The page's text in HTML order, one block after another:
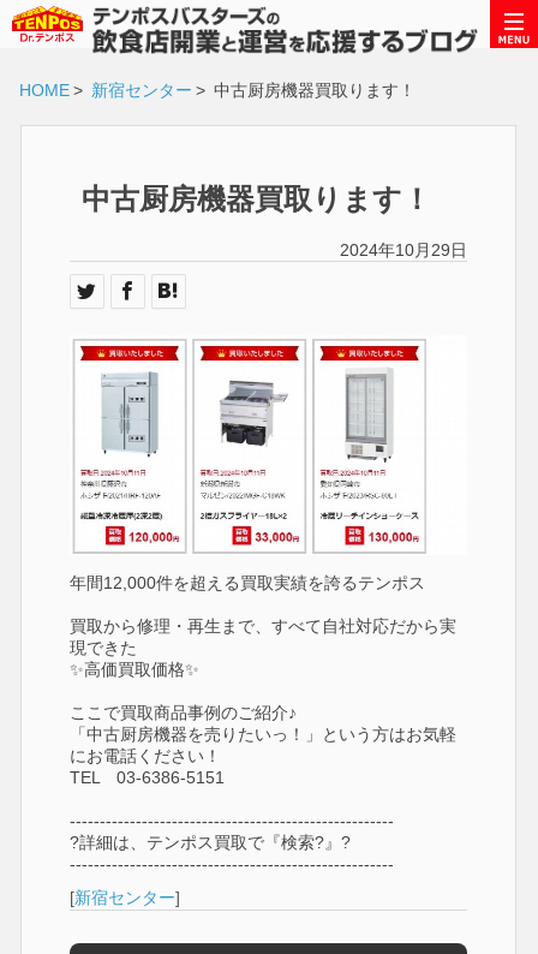
HOME> 新宿センター > 中古厨房機器買取ります！
中古厨房機器買取ります！
2024年10月29日
年間12,000件を超える買取実績を誇るテンポス
買取から修理・再生まで、すべて自社対応だから実
現できた
✨高価買取価格✨
ここで買取商品事例のご紹介♪
「中古厨房機器を売りたいっ！」という方はお気軽
にお電話ください！
TEL 03-6386-5151
------------------------------------------------------
?詳細は、テンポス買取で『検索?』?
------------------------------------------------------
[新宿センター]